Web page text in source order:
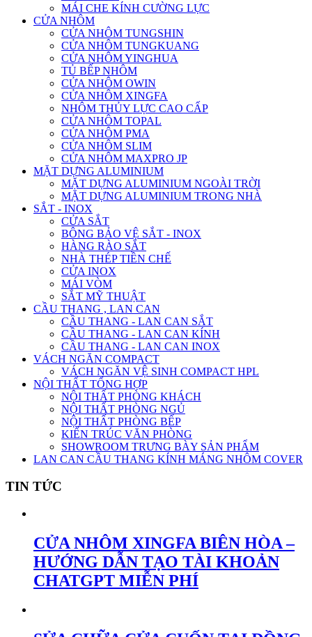
MÁI CHE KÍNH CƯỜNG LỰC
CỬA NHÔM
CỬA NHÔM TUNGSHIN
CỬA NHÔM TUNGKUANG
CỬA NHÔM YINGHUA
TỦ BẾP NHÔM
CỬA NHÔM OWIN
CỬA NHÔM XINGFA
NHÔM THỦY LỰC CAO CẤP
CỬA NHÔM TOPAL
CỬA NHÔM PMA
CỬA NHÔM SLIM
CỬA NHÔM MAXPRO JP
MẶT DỰNG ALUMINIUM
MẶT DỰNG ALUMINIUM NGOÀI TRỜI
MẶT DỰNG ALUMINIUM TRONG NHÀ
SẮT - INOX
CỬA SẮT
BÔNG BẢO VỆ SẮT - INOX
HÀNG RÀO SẮT
NHÀ THÉP TIỀN CHẾ
CỬA INOX
MÁI VÒM
SẮT MỸ THUẬT
CẦU THANG , LAN CAN
CẦU THANG - LAN CAN SẮT
CẦU THANG - LAN CAN KÍNH
CẦU THANG - LAN CAN INOX
VÁCH NGĂN COMPACT
VÁCH NGĂN VỆ SINH COMPACT HPL
NỘI THẤT TỔNG HỢP
NỘI THẤT PHÒNG KHÁCH
NỘI THẤT PHÒNG NGỦ
NỘI THẤT PHÒNG BẾP
KIẾN TRÚC VĂN PHÒNG
SHOWROOM TRƯNG BÀY SẢN PHẨM
LAN CAN CẦU THANG KÍNH MÁNG NHÔM COVER
TIN TỨC
CỬA NHÔM XINGFA BIÊN HÒA –
HƯỚNG DẪN TẠO TÀI KHOẢN
CHATGPT MIỄN PHÍ